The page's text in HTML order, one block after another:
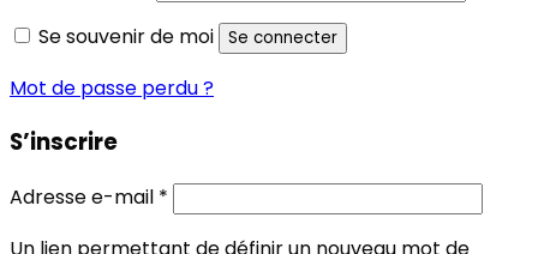
Se souvenir de moi
Se connecter
Mot de passe perdu ?
S’inscrire
Adresse e-mail *